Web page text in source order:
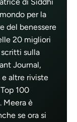
per la
del benessere
20 migliori
sulla
Journal,
e altre riviste
100
Meera è
se ora si